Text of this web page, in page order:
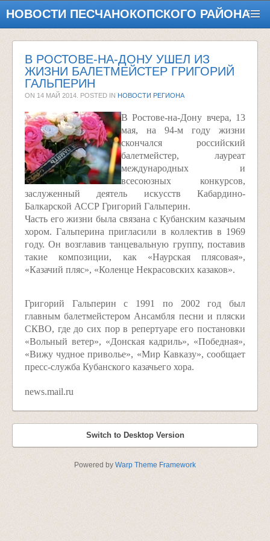
НОВОСТИ ПЕСЧАНОКОПСКОГО РАЙОНА
В РОСТОВЕ-НА-ДОНУ УШЕЛ ИЗ
ЖИЗНИ БАЛЕТМЕЙСТЕР ГРИГОРИЙ
ГАЛЬПЕРИН
ON 14 МАЙ 2014 . POSTED IN НОВОСТИ РЕГИОНА
В Ростове-на-Дону вчера, 13
мая, на 94-м году жизни
скончался российский
балетмейстер, лауреат
международных и
всесоюзных конкурсов,
заслуженный деятель искусств Кабардино-
Балкарской АССР Григорий Гальперин.
Часть его жизни была связана с Кубанским казачьим
хором. Гальперина пригласили в коллектив в 1969
году. Он возглавив танцевальную группу, поставив
такие композиции, как «Наурская плясовая»,
«Казачий пляс», «Коленце Некрасовских казаков».
Григорий Гальперин с 1991 по 2002 год был
главным балетмейстером Ансамбля песни и пляски
СКВО, где до сих пор в репертуаре его постановки
«Вольный ветер», «Донская кадриль», «Победная»,
«Вижу чудное приволье», «Мир Кавказу», сообщает
пресс-служба Кубанского казачьего хора.
news.mail.ru
Switch to Desktop Version
Powered by Warp Theme Framework